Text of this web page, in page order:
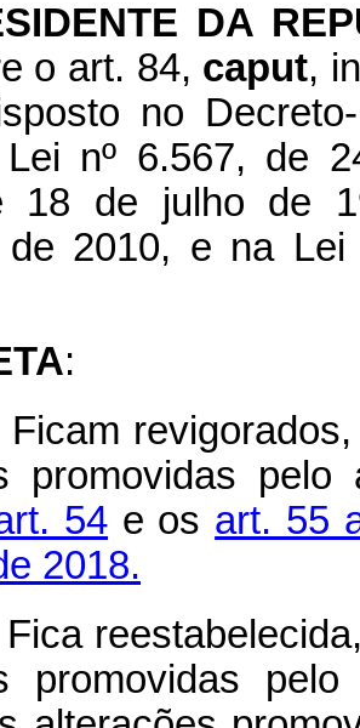
DA
o art. 84, caput,
no
nº 6.567, de
18 de julho de
de 2010, e na
:
promovidas
54 e os art. 55
2018.
promovidas